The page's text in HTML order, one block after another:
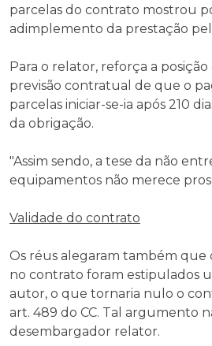
parcelas do contrato mostrou
adimplemento da prestação
Para o relator, reforça a
previsão contratual de que o
parcelas iniciar-se-ia após 210
da obrigação.
"Assim sendo, a tese da não
equipamentos não merece
Validade do contrato
Os réus alegaram também que
no contrato foram estipulados
autor, o que tornaria nulo o
art. 489 do CC. Tal argumento
desembargador relator.